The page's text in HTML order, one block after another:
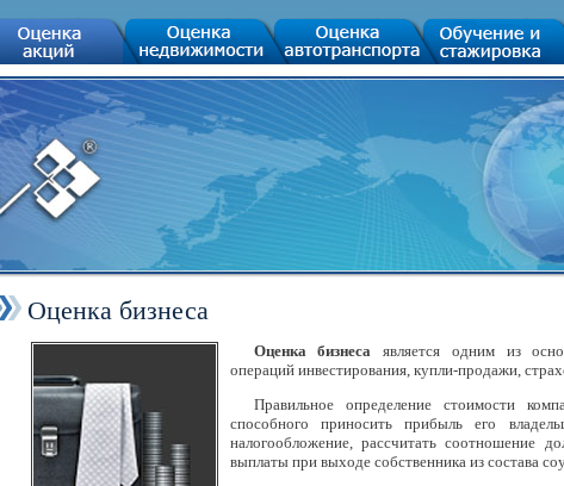
Оценка бизнеса
Оценка бизнеса является одним из
операций инвестирования, купли-продажи,
Правильное определение стоимости
способного приносить прибыль его
налогообложение, рассчитать соотношение
выплаты при выходе собственника из состава